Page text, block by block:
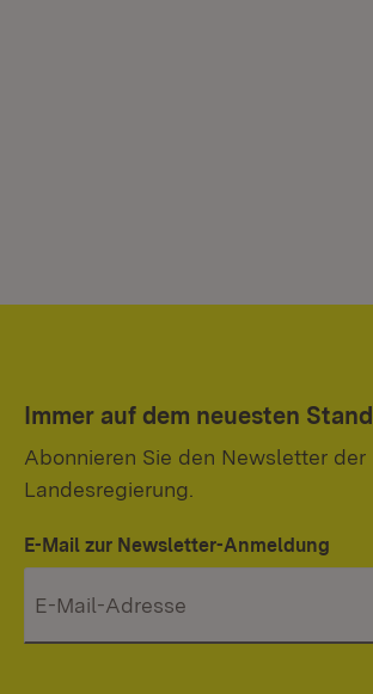
Immer auf dem neuesten Stand
Abonnieren Sie den Newsletter der
Landesregierung.
E-Mail zur Newsletter-Anmeldung